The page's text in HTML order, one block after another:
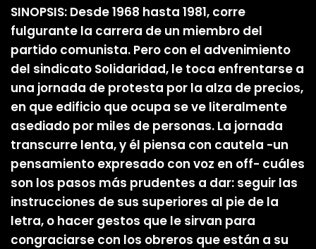
SINOPSIS: Desde 1968 hasta 1981, corre
fulgurante la carrera de un miembro del
partido comunista. Pero con el advenimiento
del sindicato Solidaridad, le toca enfrentarse a
una jornada de protesta por la alza de precios,
en que edificio que ocupa se ve literalmente
asediado por miles de personas. La jornada
transcurre lenta, y él piensa con cautela -un
pensamiento expresado con voz en off- cuáles
son los pasos más prudentes a dar: seguir las
instrucciones de sus superiores al pie de la
letra, o hacer gestos que le sirvan para
congraciarse con los obreros que están a su